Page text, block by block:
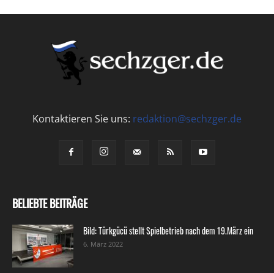
Kontaktieren Sie uns: redaktion@sechzger.de
BELIEBTE BEITRÄGE
Bild: Türkgücü stellt Spielbetrieb nach dem 19.März ein
6. März 2022